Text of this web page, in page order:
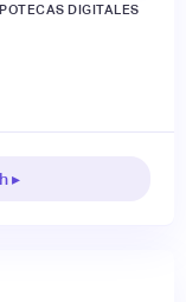
DIGITALES
▸